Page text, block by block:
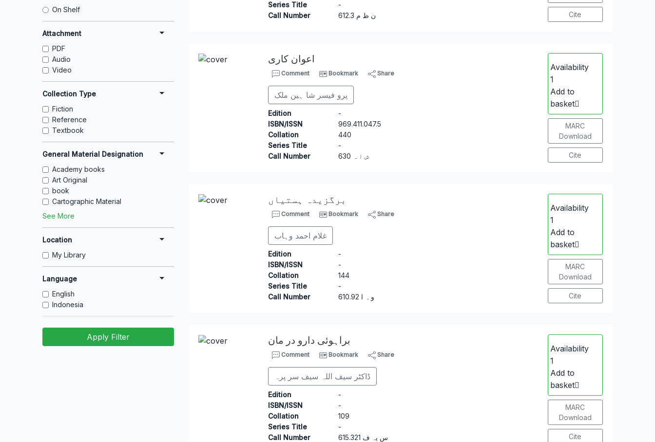
On Shelf
Attachment
PDF
Audio
Video
Collection Type
Fiction
Reference
Textbook
General Material Designation
Academy books
Art Original
book
Cartographic Material
See More
Location
My Library
Language
English
Indonesia
Apply Filter
Series Title
-
Call Number
6 12.3 ن ظ م Cite
اعوان کاری
Comment Bookmark Share
پرو فیسر شا ہین ملک
Edition
-
ISBN/ISSN
969.411.047.5
Collation
440
Series Title
-
Call Number
6 30 ش ا ہ
Availability
1
Add to
basket
MARC
Download
Cite
برگزیدہ ہستیاں
Comment Bookmark Share
غلام احمد وہاب
Edition
-
ISBN/ISSN
-
Collation
144
Series Title
-
Call Number
6 10.92 و ہ ا
Availability
1
Add to
basket
MARC
Download
Cite
براہوئی دارو در مان
Comment Bookmark Share
ڈاکٹر سیف اللہ سیف سر پرہ
Edition
-
ISBN/ISSN
-
Collation
109
Series Title
-
Call Number
6 15.321 س یہ ف
Availability
1
Add to
basket
MARC
Download
Cite